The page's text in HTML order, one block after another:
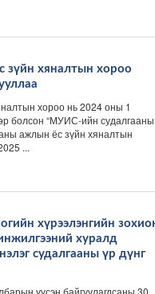
хяналтын хороо
хороо нь 2024 оны 1
болсон “МУИС-ийн судалгааны
ажлын ёс зүйн хяналтын
...
хүрээлэнгийн
хуралд
судалгааны үр дүнг
үүсэн байгуулагдсаны 30